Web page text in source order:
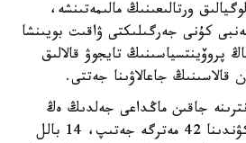
ورتالىعىنىڭ مالىمەتىنشە،
كۇنى جەرگىلىكتى ۋاقىت بويىنشا
دا جىجياڭ پروۆينتسياسىنىڭ تايجوۋ قالالىق
قالاسىنىڭ جاعالاۋىنا جەتتى.
جاقىن ماڭداعى جەلدىڭ ەڭ
جوعارى جىلدامدىعى سەكۋندىنا 42 مەترگە جەتىپ، 14 بالل